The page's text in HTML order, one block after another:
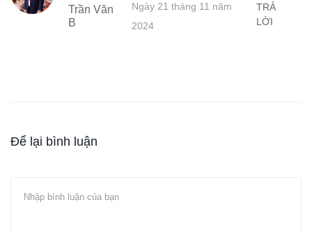
Trần Văn
B
Ngày 21 tháng 11 năm
2024
TRẢ
LỜI
Để lại bình luận